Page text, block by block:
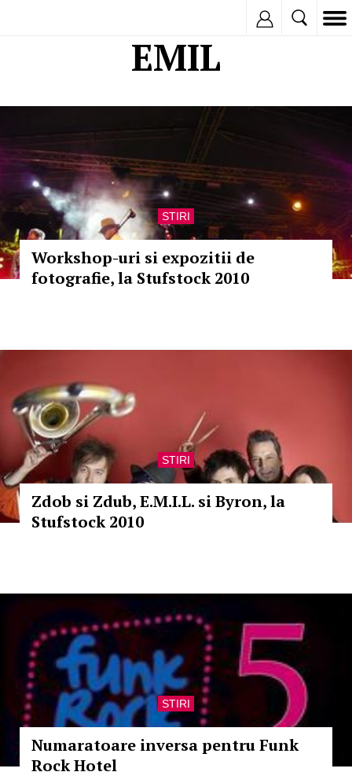
EMIL
STIRI
Workshop-uri si expozitii de
fotografie, la Stufstock 2010
STIRI
Zdob si Zdub, E.M.I.L. si Byron, la
Stufstock 2010
STIRI
Numaratoare inversa pentru Funk
Rock Hotel